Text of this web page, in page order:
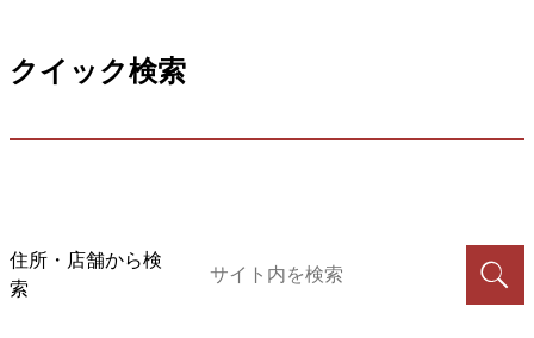
クイック検索
住所・店舗から検
索